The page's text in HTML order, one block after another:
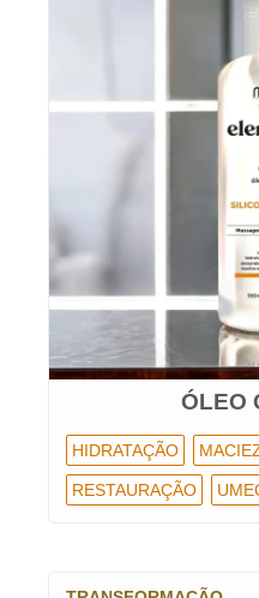
ÓLEO
HIDRATAÇÃO
RESTAURAÇÃO